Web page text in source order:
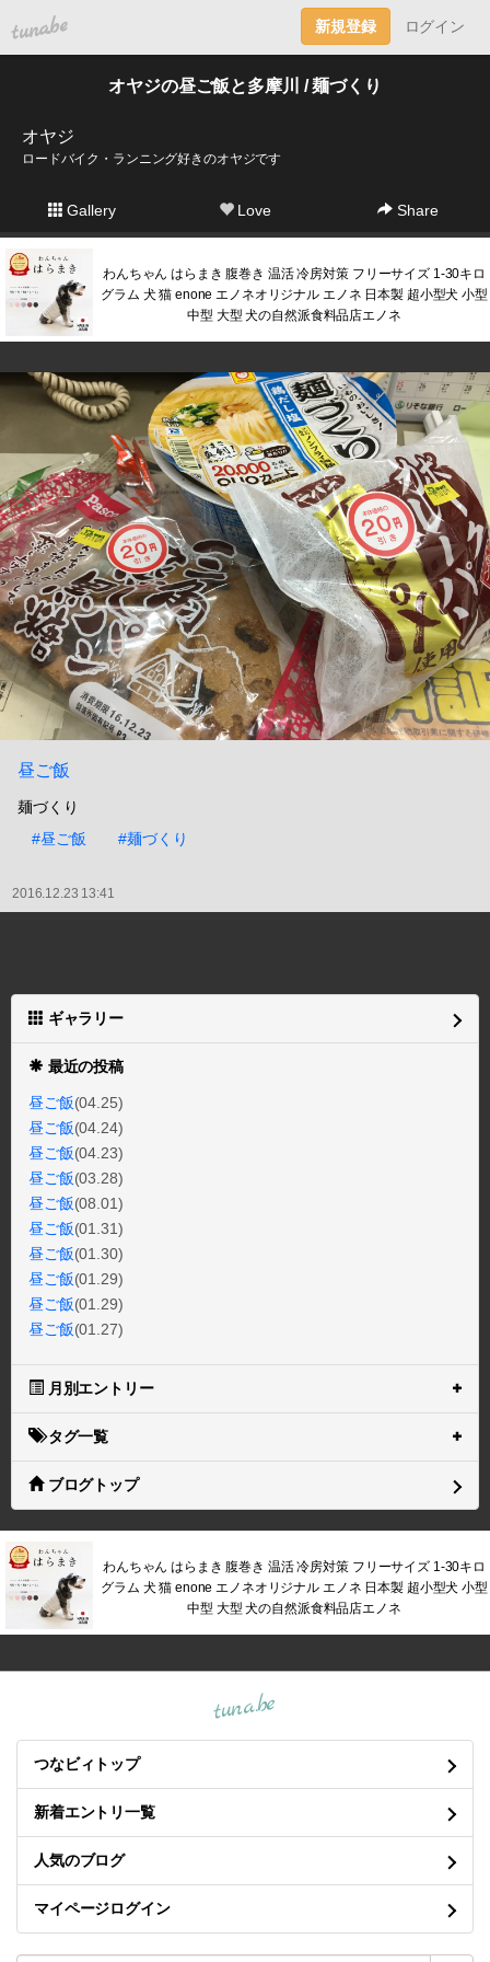
tuna.be 新規登録 ログイン
オヤジの昼ご飯と多摩川 / 麺づくり
オヤジ
ロードバイク・ランニング好きのオヤジです
Gallery Love Share
わんちゃん はらまき 腹巻き 温活 冷房対策 フリーサイズ 1-30キロ
グラム 犬 猫 enone エノネオリジナル エノネ 日本製 超小型犬 小型
中型 大型 犬の自然派食料品店エノネ
昼ご飯
麺づくり
#昼ご飯
#麺づくり
2016.12.23 13:41
ギャラリー
最近の投稿
昼ご飯(04.25)
昼ご飯(04.24)
昼ご飯(04.23)
昼ご飯(03.28)
昼ご飯(08.01)
昼ご飯(01.31)
昼ご飯(01.30)
昼ご飯(01.29)
昼ご飯(01.29)
昼ご飯(01.27)
月別エントリー
タグ一覧
ブログトップ
わんちゃん はらまき 腹巻き 温活 冷房対策 フリーサイズ 1-30キロ
グラム 犬 猫 enone エノネオリジナル エノネ 日本製 超小型犬 小型
中型 大型 犬の自然派食料品店エノネ
tuna.be
つなビィトップ
新着エントリ一覧
人気のブログ
マイページログイン